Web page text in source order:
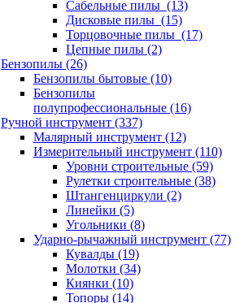
Сабельные пилы (13)
Дисковые пилы (15)
Торцовочные пилы (17)
Цепные пилы (2)
Бензопилы (26)
Бензопилы бытовые (10)
Бензопилы
полупрофессиональные (16)
Ручной инструмент (337)
Малярный инструмент (12)
Измерительный инструмент (110)
Уровни строительные (59)
Рулетки строительные (38)
Штангенциркули (2)
Линейки (5)
Угольники (8)
Ударно-рычажный инструмент (77)
Кувалды (19)
Молотки (34)
Киянки (10)
Топоры (14)